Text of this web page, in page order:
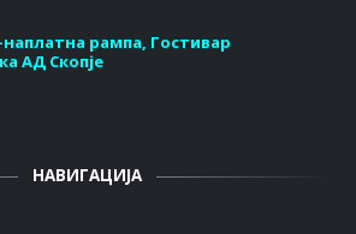
рампа, Гостивар
АД Скопје
НАВИГАЦИЈА